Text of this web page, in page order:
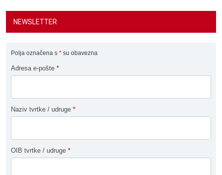
NEWSLETTER
Polja označena s * su obavezna
Adresa e-pošte *
Naziv tvrtke / udruge *
OIB tvrtke / udruge *